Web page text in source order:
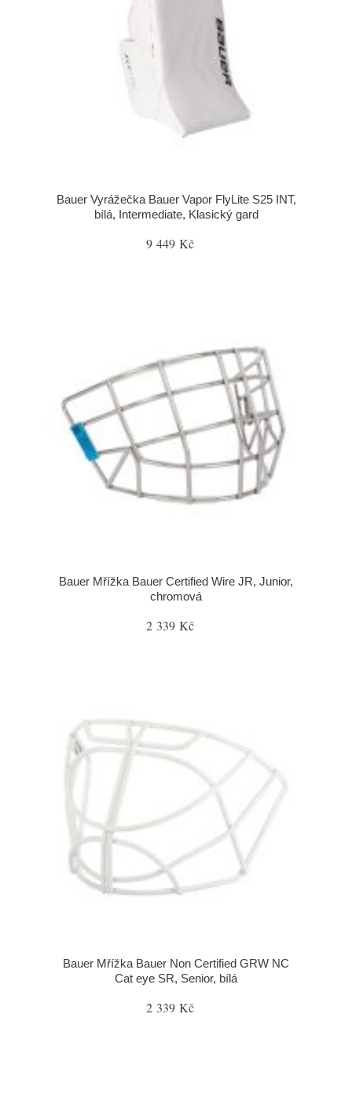
Bauer Vyrážečka Bauer Vapor FlyLite S25 INT,
bílá, Intermediate, Klasický gard
9 449 Kč
Bauer Mřížka Bauer Certified Wire JR, Junior,
chromová
2 339 Kč
Bauer Mřížka Bauer Non Certified GRW NC
Cat eye SR, Senior, bílá
2 339 Kč